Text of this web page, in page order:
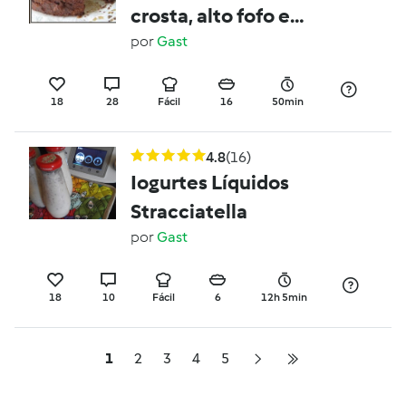
crosta, alto fofo e
húmido
porGast
18 28 Fácil 16 50min
4.8(16)
Iogurtes Líquidos
Stracciatella
porGast
18 10 Fácil 6 12h 5min
1 2 3 4 5